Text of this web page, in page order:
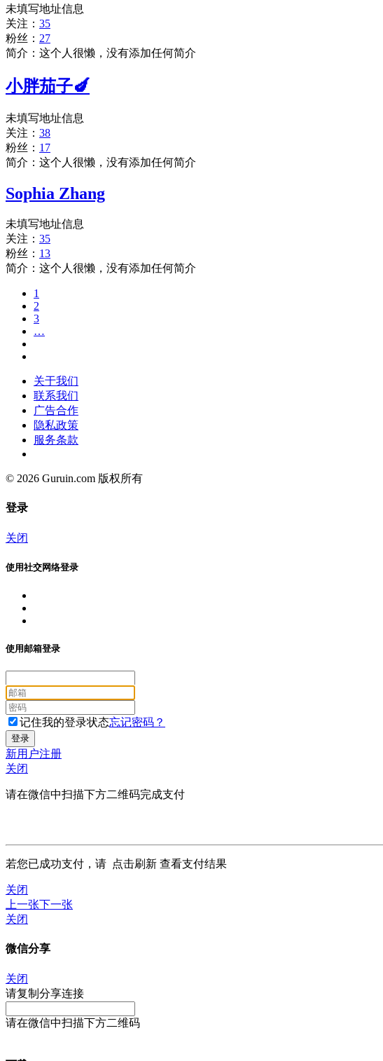
未填写地址信息
关注： 35
粉丝： 27
简介：这个人很懒，没有添加任何简介
小胖茄子🍆
未填写地址信息
关注： 38
粉丝： 17
简介：这个人很懒，没有添加任何简介
Sophia Zhang
未填写地址信息
关注： 35
粉丝： 13
简介：这个人很懒，没有添加任何简介
1
2
3
…
关于我们
联系我们
广告合作
隐私政策
服务条款
© 2026 Guruin.com 版权所有
登录
关闭
使用社交网络登录
使用邮箱登录
记住我的登录状态忘记密码？
新用户注册
关闭
请在微信中扫描下方二维码完成支付
若您已成功支付，请 点击刷新 查看支付结果
关闭
上一张下一张
关闭
微信分享
关闭
请复制分享连接
请在微信中扫描下方二维码